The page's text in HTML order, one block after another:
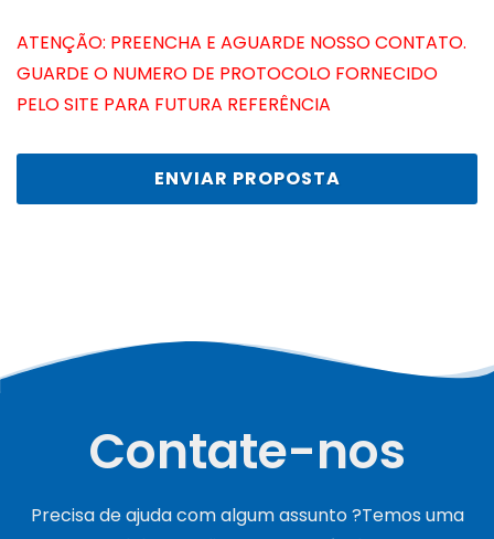
ATENÇÃO: PREENCHA E AGUARDE NOSSO CONTATO.
GUARDE O NUMERO DE PROTOCOLO FORNECIDO
PELO SITE PARA FUTURA REFERÊNCIA
ENVIAR PROPOSTA
Contate-nos
Precisa de ajuda com algum assunto ?Temos uma